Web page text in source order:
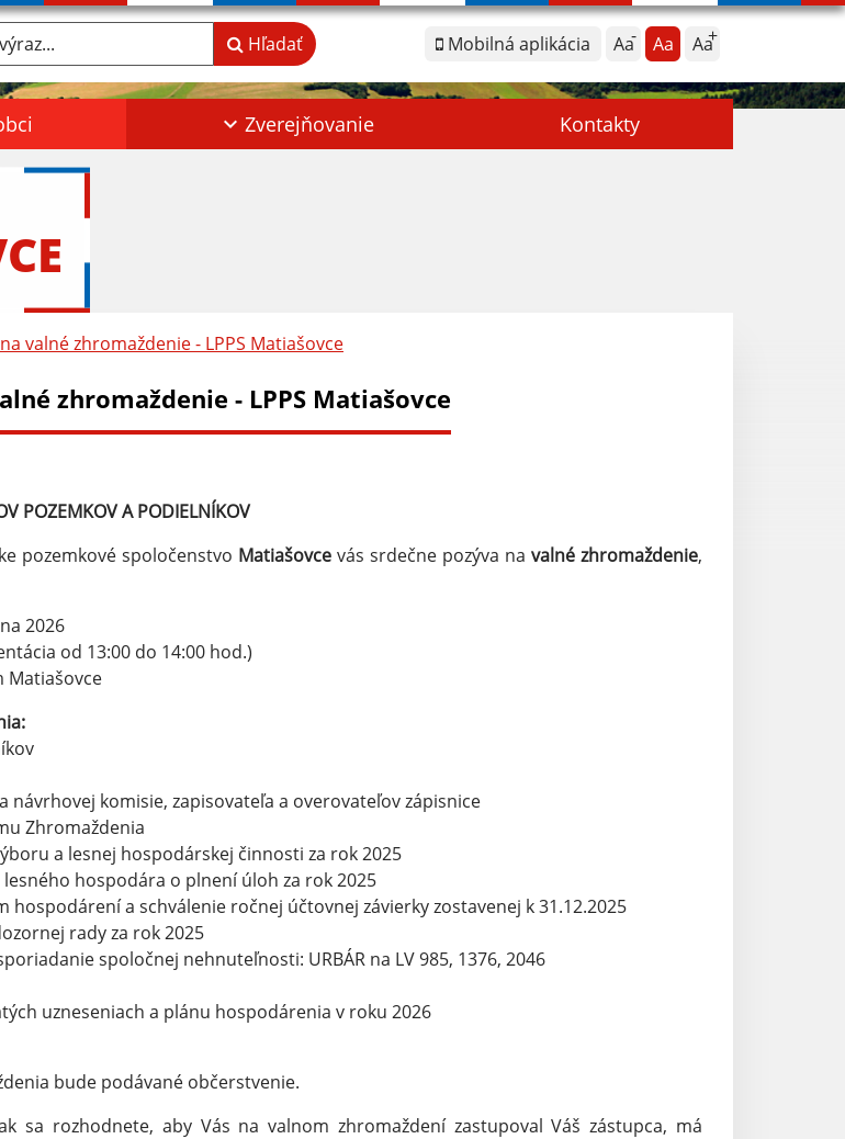
Mobilná aplikácia Aa Aa Aa
Hľadať
Zverejňovanie Kontakty
valné zhromaždenie - LPPS Matiašovce
zhromaždenie - LPPS Matiašovce
POZEMKOV A PODIELNÍKOV
pozemkové spoločenstvo Matiašovce vás srdečne pozýva na valné zhromaždenie,
2026
od 13:00 do 14:00 hod.)
Matiašovce
návrhovej komisie, zapisovateľa a overovateľov zápisnice
Zhromaždenia
a lesnej hospodárskej činnosti za rok 2025
hospodára o plnení úloh za rok 2025
hospodárení a schválenie ročnej účtovnej závierky zostavenej k 31.12.2025
rady za rok 2025
spoločnej nehnuteľnosti: URBÁR na LV 985, 1376, 2046
uzneseniach a plánu hospodárenia v roku 2026
bude podávané občerstvenie.
sa rozhodnete, aby Vás na valnom zhromaždení zastupoval Váš zástupca, má